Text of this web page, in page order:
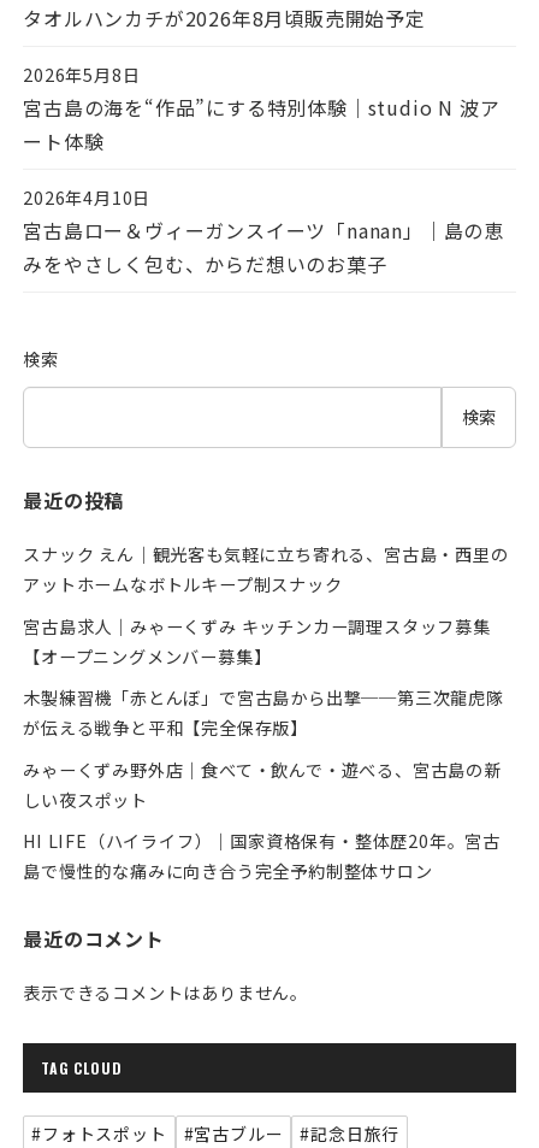
タオルハンカチが2026年8月頃販売開始予定
投稿日
2026年5月8日
宮古島の海を“作品”にする特別体験｜studio N 波ア
ート体験
投稿日
2026年4月10日
宮古島ロー＆ヴィーガンスイーツ「nanan」｜島の恵
みをやさしく包む、からだ想いのお菓子
検索
検索
最近の投稿
スナック えん｜観光客も気軽に立ち寄れる、宮古島・西里の
アットホームなボトルキープ制スナック
宮古島求人｜みゃーくずみ キッチンカー調理スタッフ募集
【オープニングメンバー募集】
木製練習機「赤とんぼ」で宮古島から出撃──第三次龍虎隊
が伝える戦争と平和【完全保存版】
みゃーくずみ野外店｜食べて・飲んで・遊べる、宮古島の新
しい夜スポット
HI LIFE（ハイライフ）｜国家資格保有・整体歴20年。宮古
島で慢性的な痛みに向き合う完全予約制整体サロン
最近のコメント
表示できるコメントはありません。
TAG CLOUD
#フォトスポット #宮古ブルー
#記念日旅行